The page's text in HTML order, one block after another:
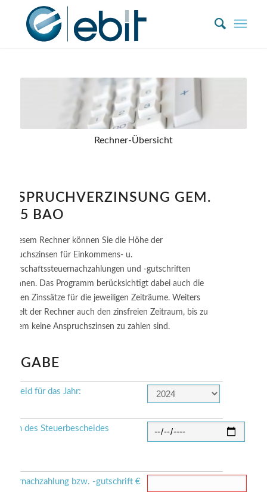
springen
Rechner-Übersicht
GEM.
BAO
diesem Rechner können Sie die Höhe der
für Einkommens- u.
und -gutschriften
Das Programm berücksichtigt dabei auch die
Zinssätze für die jeweiligen Zeiträume. Weiters
der Rechner auch den zinsfreien Zeitraum, bis zu
keine Anspruchszinsen zu zahlen sind.
für das Jahr:
des Steuerbescheides
bzw. -gutschrift €